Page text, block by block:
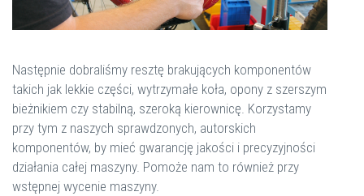
Następnie dobraliśmy resztę brakujących komponentów
takich jak lekkie części, wytrzymałe koła, opony z szerszym
bieżnikiem czy stabilną, szeroką kierownicę. Korzystamy
przy tym z naszych sprawdzonych, autorskich
komponentów, by mieć gwarancję jakości i precyzyjności
działania całej maszyny. Pomoże nam to również przy
wstępnej wycenie maszyny.